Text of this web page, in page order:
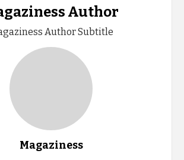
Author
Author Subtitle
Magaziness